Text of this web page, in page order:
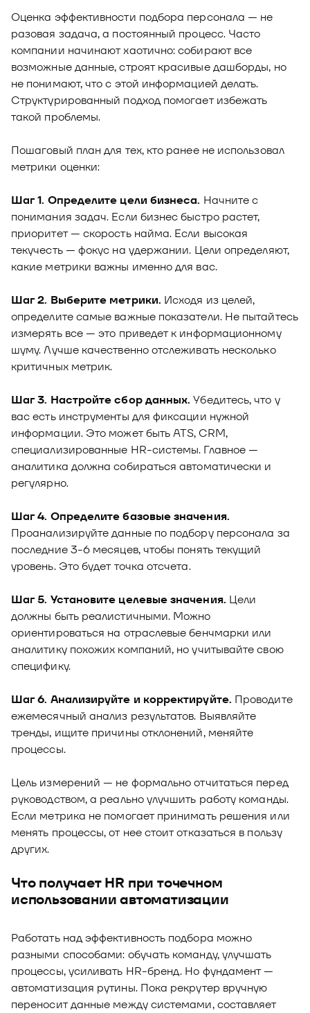
Оценка эффективности подбора персонала — не
разовая задача, а постоянный процесс. Часто
компании начинают хаотично: собирают все
возможные данные, строят красивые дашборды, но
не понимают, что с этой информацией делать.
Структурированный подход помогает избежать
такой проблемы.
Пошаговый план для тех, кто ранее не использовал
метрики оценки:
Шаг 1. Определите цели бизнеса. Начните с
понимания задач. Если бизнес быстро растет,
приоритет — скорость найма. Если высокая
текучесть — фокус на удержании. Цели определяют,
какие метрики важны именно для вас.
Шаг 2. Выберите метрики. Исходя из целей,
определите самые важные показатели. Не пытайтесь
измерять все — это приведет к информационному
шуму. Лучше качественно отслеживать несколько
критичных метрик.
Шаг 3. Настройте сбор данных. Убедитесь, что у
вас есть инструменты для фиксации нужной
информации. Это может быть ATS, CRM,
специализированные HR-системы. Главное —
аналитика должна собираться автоматически и
регулярно.
Шаг 4. Определите базовые значения.
Проанализируйте данные по подбору персонала за
последние 3-6 месяцев, чтобы понять текущий
уровень. Это будет точка отсчета.
Шаг 5. Установите целевые значения. Цели
должны быть реалистичными. Можно
ориентироваться на отраслевые бенчмарки или
аналитику похожих компаний, но учитывайте свою
специфику.
Шаг 6. Анализируйте и корректируйте. Проводите
ежемесячный анализ результатов. Выявляйте
тренды, ищите причины отклонений, меняйте
процессы.
Цель измерений — не формально отчитаться перед
руководством, а реально улучшить работу команды.
Если метрика не помогает принимать решения или
менять процессы, от нее стоит отказаться в пользу
других.
Что получает HR при точечном
использовании автоматизации
Работать над эффективность подбора можно
разными способами: обучать команду, улучшать
процессы, усиливать HR-бренд. Но фундамент —
автоматизация рутины. Пока рекрутер вручную
переносит данные между системами, составляет